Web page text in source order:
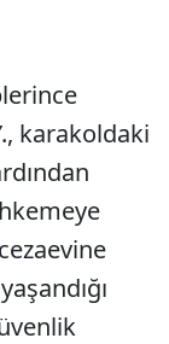
karakoldaki